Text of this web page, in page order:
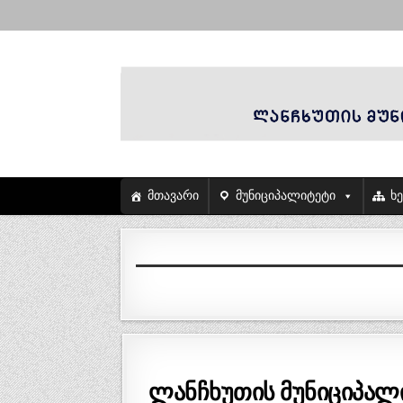
მთავარი მუნიციპალიტეტი
ლანჩხუთის